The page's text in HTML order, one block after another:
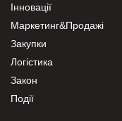
Інновації
Маркетинг&Продажі
Закупки
Логістика
Закон
Події